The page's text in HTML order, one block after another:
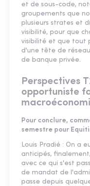
et de sous-code,
groupements que
plusieurs strates et
visibilité, pour que
visibilité et que tout
d'une tête de
de banque privée.
Perspectives
opportuniste
Pour conclure,
semestre pour
Louis Pradié : On a
anticipés,
avec ce qui s'est
de mandat de
passe depuis